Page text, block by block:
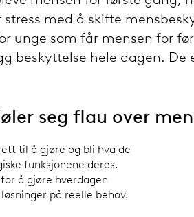
med å skifte
unge som får mensen for
beskyttelse hele dagen.
seg flau over
til å gjøre og bli hva de
funksjonene deres.
å gjøre hverdagen
på reelle behov.